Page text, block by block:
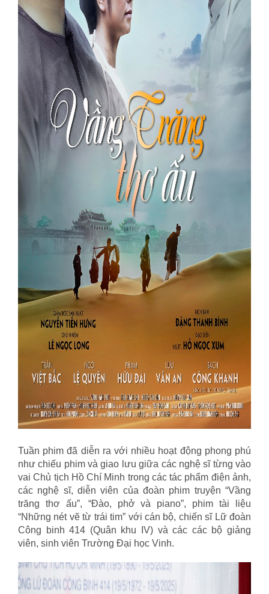
Tuần phim đã diễn ra với nhiều hoạt động phong phú
như chiếu phim và giao lưu giữa các nghệ sĩ từng vào
vai Chủ tịch Hồ Chí Minh trong các tác phẩm điện ảnh,
các nghệ sĩ, diễn viên của đoàn phim truyện “Vầng
trăng thơ ấu”, “Đào, phở và piano”, phim tài liệu
“Những nét vẽ từ trái tim” với cán bộ, chiến sĩ Lữ đoàn
Công binh 414 (Quân khu IV) và các các bộ giảng
viên, sinh viên Trường Đại học Vinh.